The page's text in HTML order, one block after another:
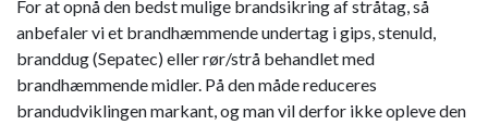
For at opnå den bedst mulige brandsikring af stråtag, så
anbefaler vi et brandhæmmende undertag i gips, stenuld,
branddug (Sepatec) eller rør/strå behandlet med
brandhæmmende midler. På den måde reduceres
brandudviklingen markant, og man vil derfor ikke opleve den